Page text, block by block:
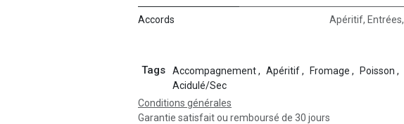
Accords Apéritif, Entrées,
Tags Accompagnement, Apéritif, Fromage , Poisson ,
Acidulé/Sec
Conditions générales
Garantie satisfait ou remboursé de 30 jours